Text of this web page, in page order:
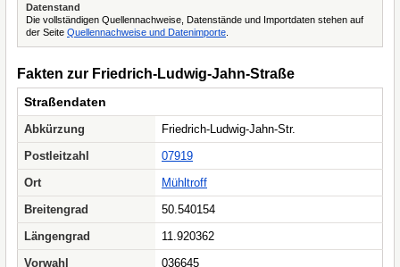
Datenstand
Die vollständigen Quellennachweise, Datenstände und Importdaten stehen auf
der Seite Quellennachweise und Datenimporte
Fakten zur Friedrich-Ludwig-Jahn-Straße
Straßendaten
Abkürzung
Friedrich-Ludwig-Jahn-Str.
Postleitzahl
07919
Ort
Mühltroff
Breitengrad
50.540154
Längengrad
11.920362
Vorwahl
036645